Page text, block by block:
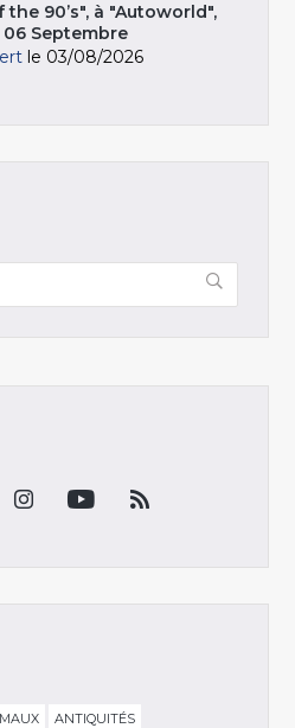
the 90’s", à "Autoworld",
Septembre
le 03/08/2026
ANTIQUITÉS